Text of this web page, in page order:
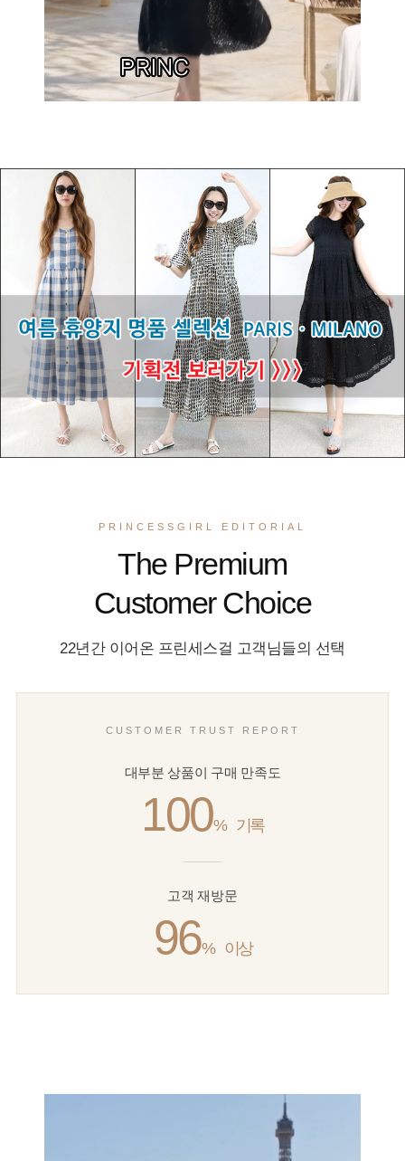
PRINCESSGIRL EDITORIAL
The Premium
Customer Choice
22년간 이어온 프린세스걸 고객님들의 선택
CUSTOMER TRUST REPORT
대부분 상품이 구매 만족도
100% 기록
고객 재방문
96% 이상